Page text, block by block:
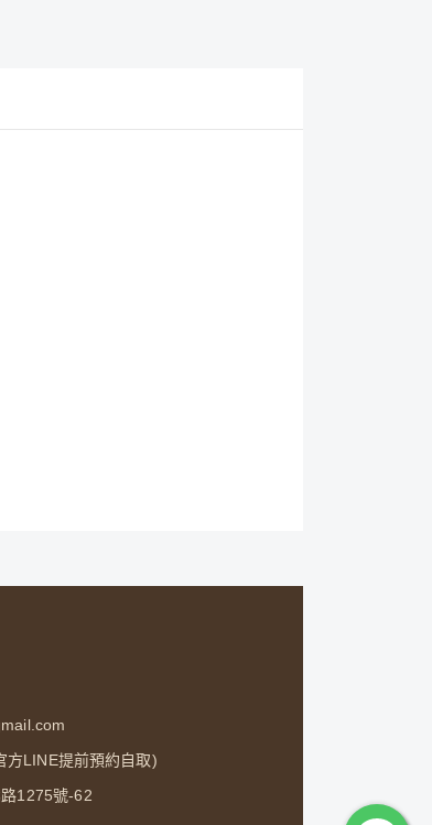
LINE提前預約自取)
1275號-62